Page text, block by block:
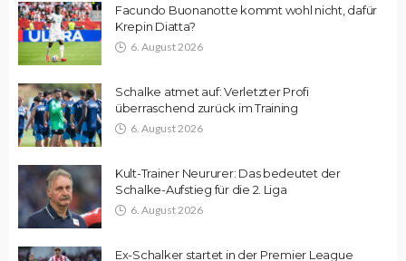
Facundo Buonanotte kommt wohl nicht, dafür
Krepin Diatta?
6. August 2026
Schalke atmet auf: Verletzter Profi
überraschend zurück im Training
6. August 2026
Kult-Trainer Neururer: Das bedeutet der
Schalke-Aufstieg für die 2. Liga
6. August 2026
Ex-Schalker startet in der Premier League